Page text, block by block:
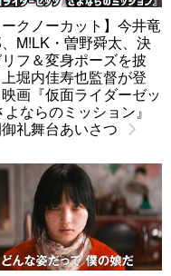
ークノーカット】今井竜
M!LK・曽野舜太、決
フ＆変身ポーズを披
堀内佳寿也監督が登
画『仮面ライダーゼッ
よならのミッション』
礼舞台あいさつ